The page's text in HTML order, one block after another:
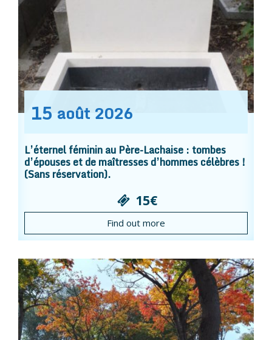
15 août 2026
L’éternel féminin au Père-Lachaise : tombes
d’épouses et de maîtresses d’hommes célèbres !
(Sans réservation).
15€
Find out more